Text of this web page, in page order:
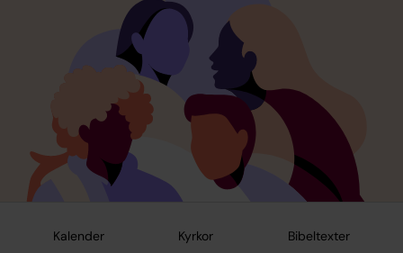
Kalender Kyrkor Bibeltexter